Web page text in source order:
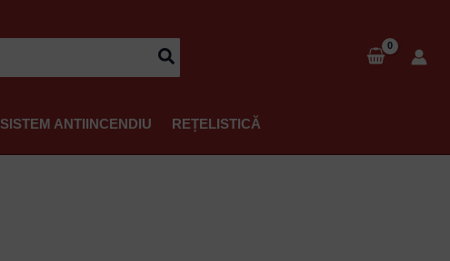
SISTEM ANTIINCENDIU
REȚELISTICĂ